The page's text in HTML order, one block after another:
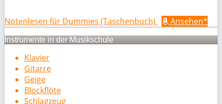
Notenlesen für Dummies (Taschenbuch) Ansehen*
Instrumente in der Musikschule
Klavier
Gitarre
Geige
Blockflöte
Schlagzeug